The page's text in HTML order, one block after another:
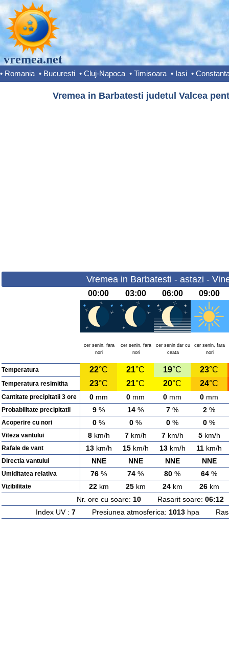
vremea.net
• Romania • Bucuresti • Cluj-Napoca • Timisoara • Iasi •
Vremea in Barbatesti judetul Valcea
Vremea in Barbatesti - astazi -
00:00 03:00 06:00 09:00
cer senin, fara
nori
cer senin, fara
nori
cer senin dar cu
ceata
cer senin, fara
nori
Temperatura 22°C 21°C 19°C 23°C
Temperatura resimitita 23°C 21°C 20°C 24°C
Cantitate precipitatii 3 ore 0 mm 0 mm 0 mm 0 mm
Probabilitate precipitatii 9 % 14 % 7 % 2 %
Acoperire cu nori 0 % 0 % 0 % 0 %
Viteza vantului 8km/h 7km/h 7km/h 5km/h
Rafale de vant 13km/h 15km/h 13km/h 11 km/h
Directia vantului NNE NNE NNE NNE
Umiditatea relativa 76 % 74 % 80 % 64 %
Vizibilitate 22km 25km 24km 26km
Nr. ore cu soare: 10Rasarit soare: 06:12
Index UV : 7 Presiunea atmosferica: 1013 hpa